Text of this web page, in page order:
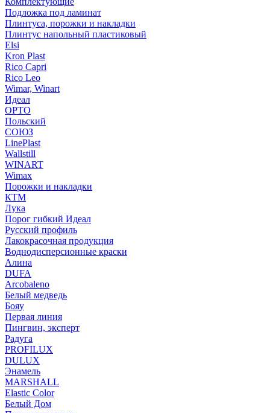
Подложка под ламинат
Плинтуса, порожки и накладки
Плинтус напольный пластиковый
Elsi
Kron Plast
Rico Capri
Rico Leo
Wimar, Winart
Идеал
ОРТО
Польский
СОЮЗ
LinePlast
Wallstill
WINART
Wimax
Порожки и накладки
КТМ
Лука
Порог гибкий Идеал
Русский профиль
Лакокрасочная продукция
Воднодисперсионные краски
Алина
DUFA
Arcobaleno
Белый медведь
Бояу
Первая линия
Пингвин, эксперт
Радуга
PROFILUX
DULUX
Энамель
MARSHALL
Elastic Color
Белый Дом